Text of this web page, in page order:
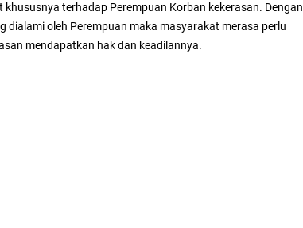
terhadap Perempuan Korban kekerasan. Dengan
oleh Perempuan maka masyarakat merasa perlu
mendapatkan hak dan keadilannya.